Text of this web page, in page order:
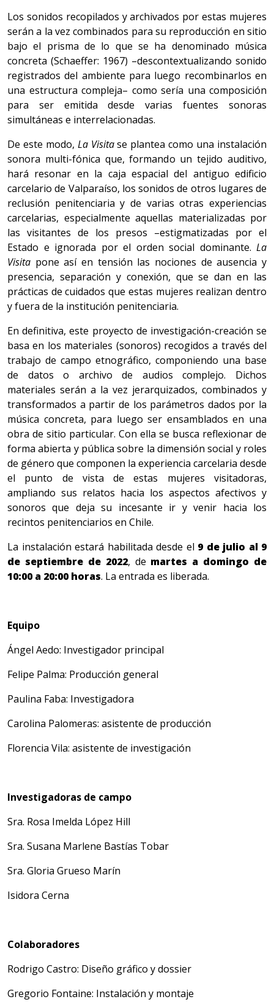
Los sonidos recopilados y archivados por estas mujeres
serán a la vez combinados para su reproducción en sitio
bajo el prisma de lo que se ha denominado música
concreta (Schaeffer: 1967) –descontextualizando sonido
registrados del ambiente para luego recombinarlos en
una estructura compleja– como sería una composición
para ser emitida desde varias fuentes sonoras
simultáneas e interrelacionadas.
De este modo, La Visitase plantea como una instalación
sonora multi-fónica que, formando un tejido auditivo,
hará resonar en la caja espacial del antiguo edificio
carcelario de Valparaíso, los sonidos de otros lugares de
reclusión penitenciaria y de varias otras experiencias
carcelarias, especialmente aquellas materializadas por
las visitantes de los presos –estigmatizadas por el
Estado e ignorada por el orden social dominante. La
Visita pone así en tensión las nociones de ausencia y
presencia, separación y conexión, que se dan en las
prácticas de cuidados que estas mujeres realizan dentro
y fuera de la institución penitenciaria.
En definitiva, este proyecto de investigación-creación se
basa en los materiales (sonoros) recogidos a través del
trabajo de campo etnográfico, componiendo una base
de datos o archivo de audios complejo. Dichos
materiales serán a la vez jerarquizados, combinados y
transformados a partir de los parámetros dados por la
música concreta, para luego ser ensamblados en una
obra de sitio particular. Con ella se busca reflexionar de
forma abierta y pública sobre la dimensión social y roles
de género que componen la experiencia carcelaria desde
el punto de vista de estas mujeres visitadoras,
ampliando sus relatos hacia los aspectos afectivos y
sonoros que deja su incesante ir y venir hacia los
recintos penitenciarios en Chile.
La instalación estará habilitada desde el 9 de julio al 9
de septiembre de 2022, de martes a domingo de
10:00 a 20:00 horas. La entrada es liberada.
Equipo
Ángel Aedo: Investigador principal
Felipe Palma: Producción general
Paulina Faba: Investigadora
Carolina Palomeras: asistente de producción
Florencia Vila: asistente de investigación
Investigadoras de campo
Sra. Rosa Imelda López Hill
Sra. Susana Marlene Bastías Tobar
Sra. Gloria Grueso Marín
Isidora Cerna
Colaboradores
Rodrigo Castro: Diseño gráfico y dossier
Gregorio Fontaine: Instalación y montaje